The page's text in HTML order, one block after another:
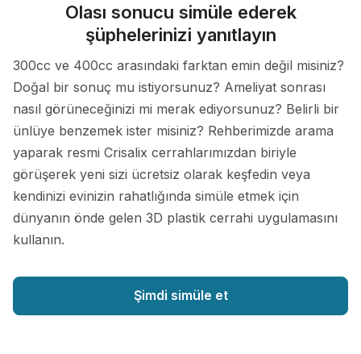
Olası sonucu simüle ederek
şüphelerinizi yanıtlayın
300cc ve 400cc arasındaki farktan emin değil misiniz?
Doğal bir sonuç mu istiyorsunuz? Ameliyat sonrası
nasıl görüneceğinizi mi merak ediyorsunuz? Belirli bir
ünlüye benzemek ister misiniz? Rehberimizde arama
yaparak resmi Crisalix cerrahlarımızdan biriyle
görüşerek yeni sizi ücretsiz olarak keşfedin veya
kendinizi evinizin rahatlığında simüle etmek için
dünyanın önde gelen 3D plastik cerrahi uygulamasını
kullanın.
Şimdi simüle et